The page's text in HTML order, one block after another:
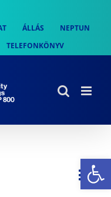
ÁLLÁS
NEPTUN
TELEFONKÖNYV
Nap